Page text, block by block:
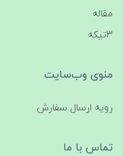
مقاله
3تیکه
منوی وب‌سایت
رویه ارسال سفارش
تماس با ما